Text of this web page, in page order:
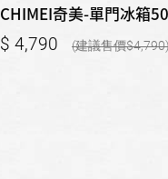
CHIMEI奇美-單門冰箱
4,790 4,790